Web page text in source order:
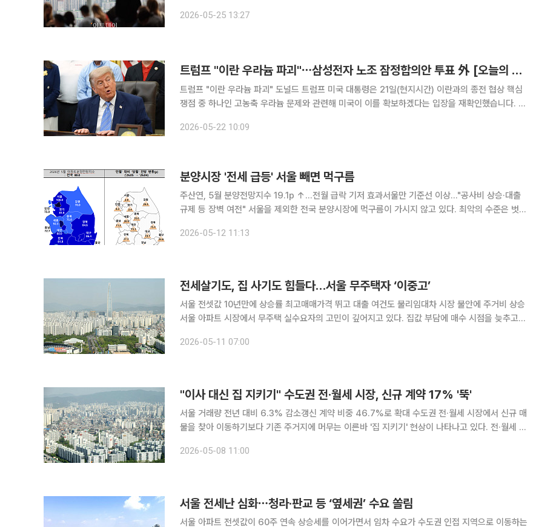
0.83% 상승했다. 다만 상승률은 전달보다 0.17%
2026-05-25 13:27
트럼프 "이란 우라늄 파괴"⋯삼성전자 노조 잠정합의안 투표 外 [오늘의 주요뉴스]
트럼프 "이란 우라늄 파괴" 도널드 트럼프 미국 대통령은 21일(현지시간) 이란과의 종전 협상 핵심
쟁점 중 하나인 고농축 우라늄 문제와 관련해 미국이 이를 확보하겠다는 입장을 재확인했습니다. 트
냐"는 질문에 "아니다"라며 단호하게 선을 그었습니다. 이어 "우리가 그
2026-05-22 10:09
분양시장 '전세 급등' 서울 빼면 먹구름
주산연, 5월 분양전망지수 19.1p ↑…전월 급락 기저 효과서울만 기준선 이상…"공사비 상승·대출
규제 등 장벽 여전" 서울을 제외한 전국 분양시장에 먹구름이 가시지 않고 있다. 최악의 수준은 벗어
2026-05-12 11:13
전세살기도, 집 사기도 힘들다…서울 무주택자 ‘이중고’
서울 전셋값 10년만에 상승률 최고매매가격 뛰고 대출 여건도 불리임대차 시장 불안에 주거비 상승
서울 아파트 시장에서 무주택 실수요자의 고민이 깊어지고 있다. 집값 부담에 매수 시점을 늦추고
일 한국부동산원이 발표한 5월 첫째 주(4일 기준) 전국 주간
2026-05-11 07:00
"이사 대신 집 지키기" 수도권 전·월세 시장, 신규 계약 17% '뚝'
서울 거래량 전년 대비 6.3% 감소갱신 계약 비중 46.7%로 확대 수도권 전·월세 시장에서 신규 매
물을 찾아 이동하기보다 기존 주거지에 머무는 이른바 '집 지키기' 현상이 나타나고 있다. 전·월세 공
분석이다. 8일 부동산 정보 앱 집품이 국토교통부 실거
2026-05-08 11:00
서울 전세난 심화⋯청라·판교 등 ‘옆세권’ 수요 쏠림
서울 아파트 전셋값이 60주 연속 상승세를 이어가면서 임차 수요가 수도권 인접 지역으로 이동하는